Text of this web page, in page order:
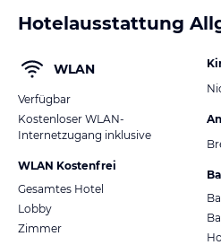
Hotelausstattung
WLAN
Verfügbar
Kostenloser WLAN-
Internetzugang inklusive
WLAN Kostenfrei
Gesamtes Hotel
Lobby
Zimmer